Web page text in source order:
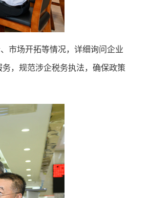
市场开拓等情况，详细询问企业
，规范涉企税务执法，确保政策